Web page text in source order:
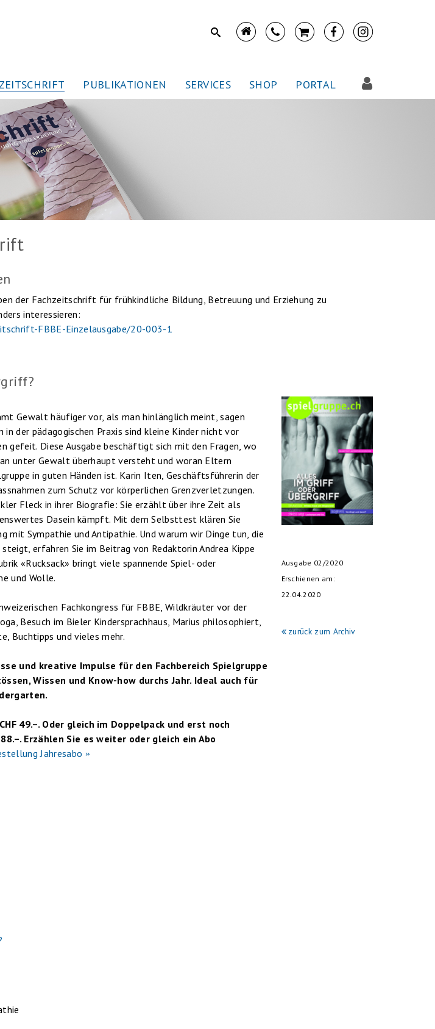
PUBLIKATIONEN SERVICES SHOP PORTAL
der Fachzeitschrift für frühkindliche Bildung, Betreuung und Erziehung zu
interessieren:
FBBE-Einzelausgabe/20-003-1
Gewalt häufiger vor, als man hinlänglich meint, sagen
in der pädagogischen Praxis sind kleine Kinder nicht vor
gefeit. Diese Ausgabe beschäftigt sich mit den Fragen, wo
unter Gewalt überhaupt versteht und woran Eltern
in guten Händen ist. Karin Iten, Geschäftsführerin der
zum Schutz vor körperlichen Grenzverletzungen.
Fleck in ihrer Biografie: Sie erzählt über ihre Zeit als
Dasein kämpft. Mit dem Selbsttest klären Sie
mit Sympathie und Antipathie. Und warum wir Dinge tun, die
erfahren Sie im Beitrag von Redaktorin Andrea Kippe
«Rucksack» bringt viele spannende Spiel- oder
und Wolle.
Fachkongress für FBBE, Wildkräuter vor der
Besuch im Bieler Kindersprachhaus, Marius philosophiert,
Buchtipps und vieles mehr.
und kreative Impulse für den Fachbereich Spielgruppe
Wissen und Know-how durchs Jahr. Ideal auch für
49.–. Oder gleich im Doppelpack und erst noch
Erzählen Sie es weiter oder gleich ein Abo
Jahresabo
Ausgabe 02/2020
Erschienen am:
22.04.2020
zurück zum Archiv